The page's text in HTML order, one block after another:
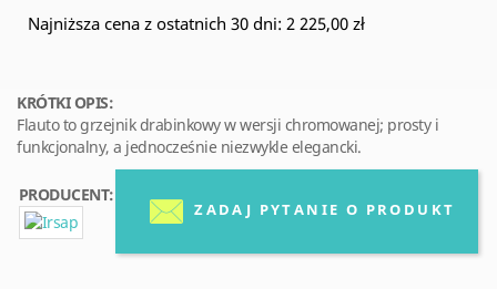
Najniższa cena z ostatnich 30 dni: 2 225,00 zł
KRÓTKI OPIS:
Flauto to grzejnik drabinkowy w wersji chromowanej; prosty i
funkcjonalny, a jednocześnie niezwykle elegancki.
PRODUCENT:
ZADAJ PYTANIE O PRODUKT